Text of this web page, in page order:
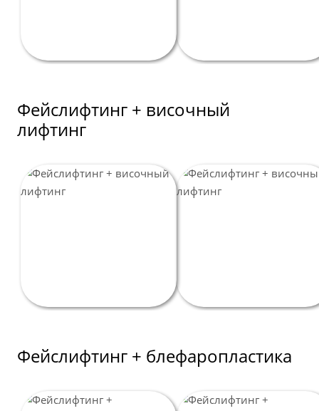
Интимная пластика
Фейслифтинг + височный
лифтинг
Фейслифтинг + блефаропластика